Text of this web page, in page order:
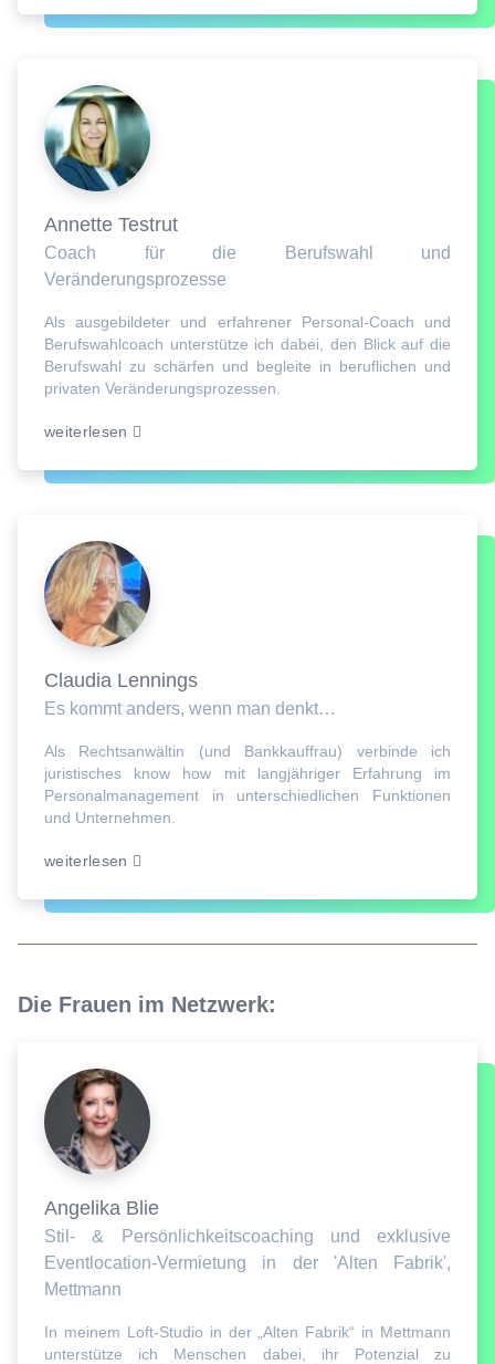
Annette Testrut
Coach für die Berufswahl und
Veränderungsprozesse
Als ausgebildeter und erfahrener Personal-Coach und
Berufswahlcoach unterstütze ich dabei, den Blick auf die
Berufswahl zu schärfen und begleite in beruflichen und
privaten Veränderungsprozessen.
weiterlesen
Claudia Lennings
Es kommt anders, wenn man denkt…
Als Rechtsanwältin (und Bankkauffrau) verbinde ich
juristisches know how mit langjähriger Erfahrung im
Personalmanagement in unterschiedlichen Funktionen
und Unternehmen.
weiterlesen
Die Frauen im Netzwerk:
Angelika Blie
Stil- & Persönlichkeitscoaching und exklusive
Eventlocation-Vermietung in der 'Alten Fabrik',
Mettmann
In meinem Loft-Studio in der „Alten Fabrik“ in Mettmann
unterstütze ich Menschen dabei, ihr Potenzial zu